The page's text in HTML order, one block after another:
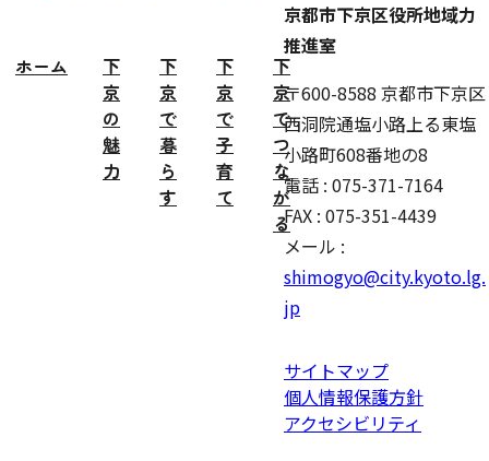
ホーム
下
京
の
魅
力
下
京
で
暮
ら
す
下
京
で
子
育
て
下
京
で
つ
な
が
る
京都市下京区役所地域力
推進室
〒600-8588 京都市下京区
西洞院通塩小路上る東塩
小路町608番地の8
電話 : 075-371-7164
FAX : 075-351-4439
メール :
shimogyo@city.kyoto.lg.
jp
サイトマップ
個人情報保護方針
アクセシビリティ